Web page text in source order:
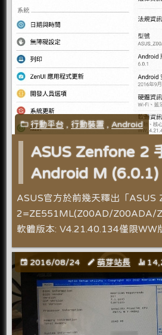
行動平台 , 行動裝置 ,Android
ASUS Zenfone 2
Android M (6.0.1)
ASUS官方於前幾天釋出「ASUS
2=ZE551ML(Z00AD/Z00ADA/
軟體版本: V4.21.40.134僅限
2016/08/24 萌芽站長